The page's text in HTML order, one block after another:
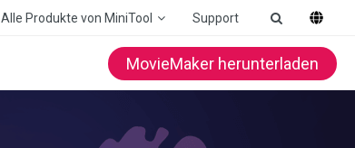
Alle Produkte von MiniTool Support
MovieMaker herunterladen